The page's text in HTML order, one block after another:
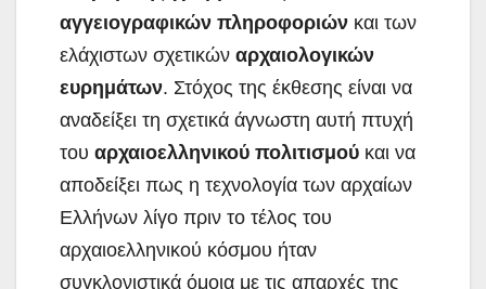
αγγειογραφικών πληροφοριών και των
ελάχιστων σχετικών αρχαιολογικών
ευρημάτων. Στόχος της έκθεσης είναι να
αναδείξει τη σχετικά άγνωστη αυτή πτυχή
του αρχαιοελληνικού πολιτισμού και να
αποδείξει πως η τεχνολογία των αρχαίων
Ελλήνων λίγο πριν το τέλος του
αρχαιοελληνικού κόσμου ήταν
συγκλονιστικά όμοια με τις απαρχές της